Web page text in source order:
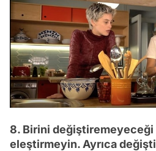
8. Birini
eleştirmeyin. Ayrıca